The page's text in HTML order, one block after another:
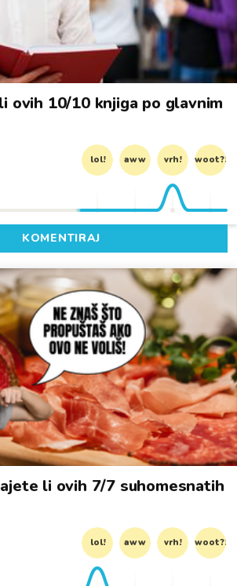
ovih 10/10 knjiga po glavnim
lol! aww vrh! woot?!
KOMENTIRAJ
li ovih 7/7 suhomesnatih
lol! aww vrh! woot?!